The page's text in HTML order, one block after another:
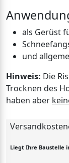
als Gerüst
und
Hinweis: Die
Trocknen des
haben aber
Liegt Ihre Baustelle